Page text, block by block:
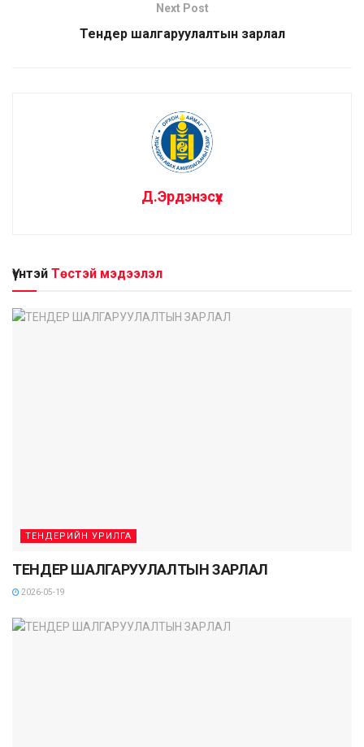
Next Post
Тендер шалгаруулалтын зарлал
Д.Эрдэнэсүх
Үүнтэй Төстэй мэдээлэл
ТЕНДЕРИЙН УРИЛГА
ТЕНДЕР ШАЛГАРУУЛАЛТЫН ЗАРЛАЛ
2026-05-19